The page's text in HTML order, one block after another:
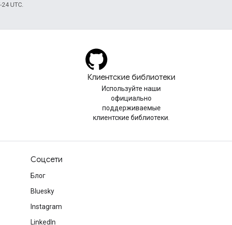
UTC.
Клиентские библиотеки
Используйте наши
официально
поддерживаемые
клиентские библиотеки.
Соцсети
Блог
Bluesky
Instagram
LinkedIn